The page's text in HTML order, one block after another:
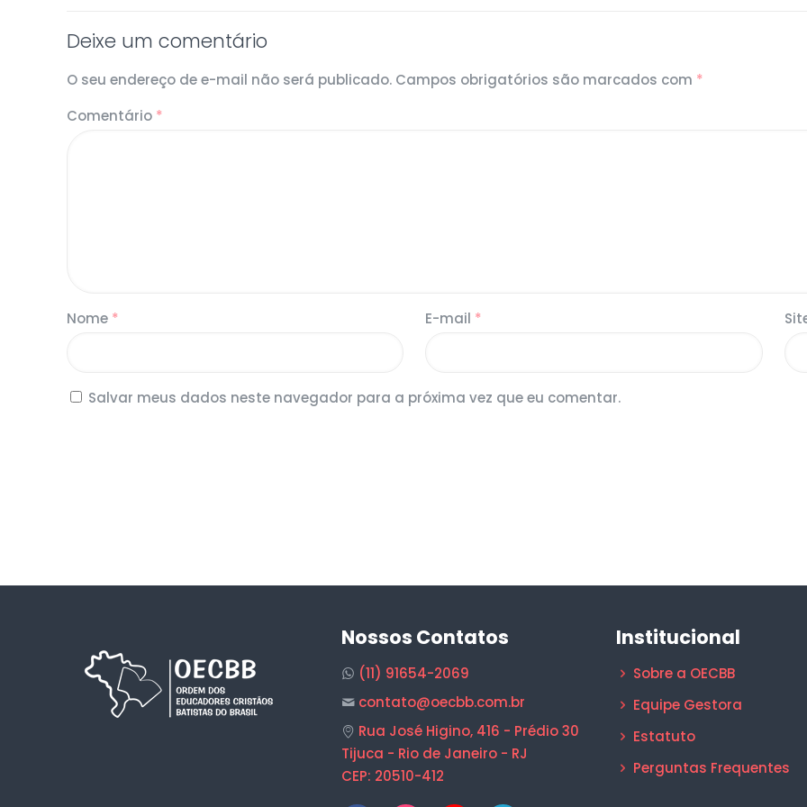
Deixe um comentário
O seu endereço de e-mail não será publicado. Campos obrigatórios são marcados com *
Comentário *
Nome * E-mail *
Salvar meus dados neste navegador para a próxima vez que eu comentar.
Nossos Contatos
(11) 91654-2069
contato@oecbb.com.br
Rua José Higino, 416 - Prédio 30
Tijuca - Rio de Janeiro - RJ
CEP: 20510-412
Institucional
Sobre a OECBB
Equipe Gestora
Estatuto
Perguntas Frequentes